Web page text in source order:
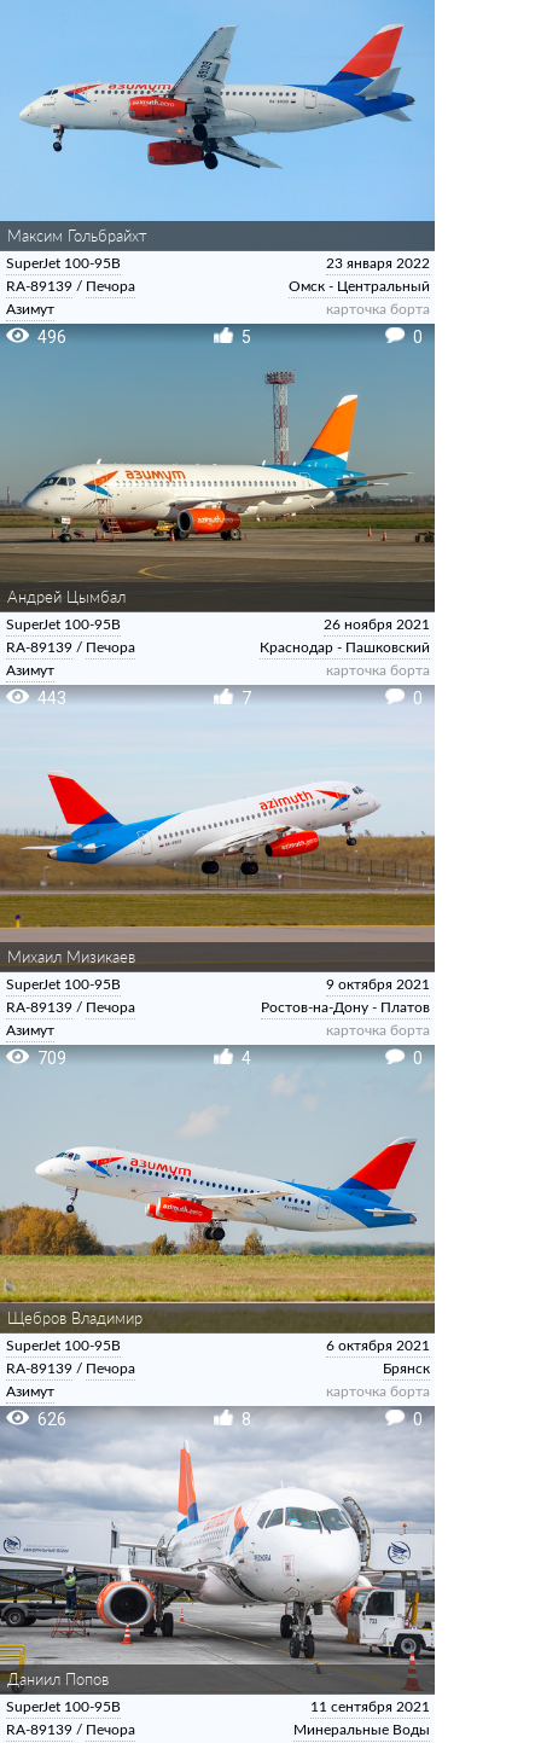
Максим Гольбрайхт
SuperJet 100-95B
RA-89139 / Печора
Азимут
23 января 2022
Омск - Центральный
карточка борта
496 5 0
Андрей Цымбал
SuperJet 100-95B
RA-89139 / Печора
Азимут
26 ноября 2021
Краснодар - Пашковский
карточка борта
443 7 0
Михаил Мизикаев
SuperJet 100-95B
RA-89139 / Печора
Азимут
9 октября 2021
Ростов-на-Дону - Платов
карточка борта
709 4 0
Щебров Владимир
SuperJet 100-95B
RA-89139 / Печора
Азимут
6 октября 2021
Брянск
карточка борта
626 8 0
Даниил Попов
SuperJet 100-95B
RA-89139 / Печора
11 сентября 2021
Минеральные Воды